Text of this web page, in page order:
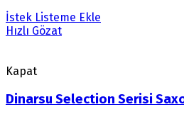
İstek Listeme Ekle
Hızlı Gözat
Kapat
Dinarsu Selection Serisi